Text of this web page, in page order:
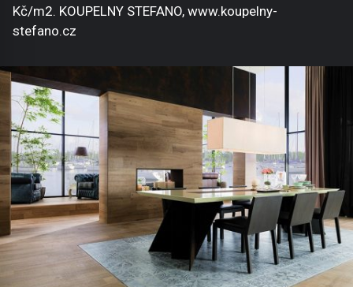
Kč/m2. KOUPELNY STEFANO, www.koupelny-
stefano.cz